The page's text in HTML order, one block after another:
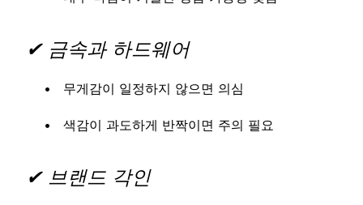
✔ 금속과 하드웨어
무게감이 일정하지 않으면 의심
색감이 과도하게 반짝이면 주의 필요
✔ 브랜드 각인